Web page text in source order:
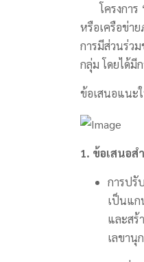
โครงการ
หรือเครือข่า
การมีส่วนร่ว
กลุ่ม โดยได้มี
ข้อเสนอแนะ
1. ข้อเสนอ
การปรั
เป็นแก
และสร้
เลขานุ